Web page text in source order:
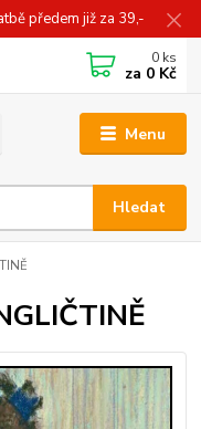
předem již za 39,-
Menu
Hledat
0 ks
za 0 Kč